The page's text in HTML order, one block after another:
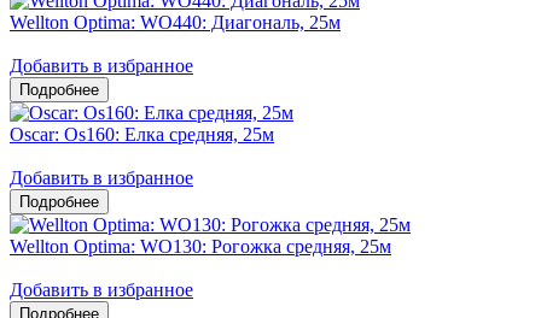
Wellton Optima: WO440: Диагональ, 25м
Добавить в избранное
Oscar: Os160: Елка средняя, 25м
Добавить в избранное
Wellton Optima: WO130: Рогожка средняя, 25м
Добавить в избранное